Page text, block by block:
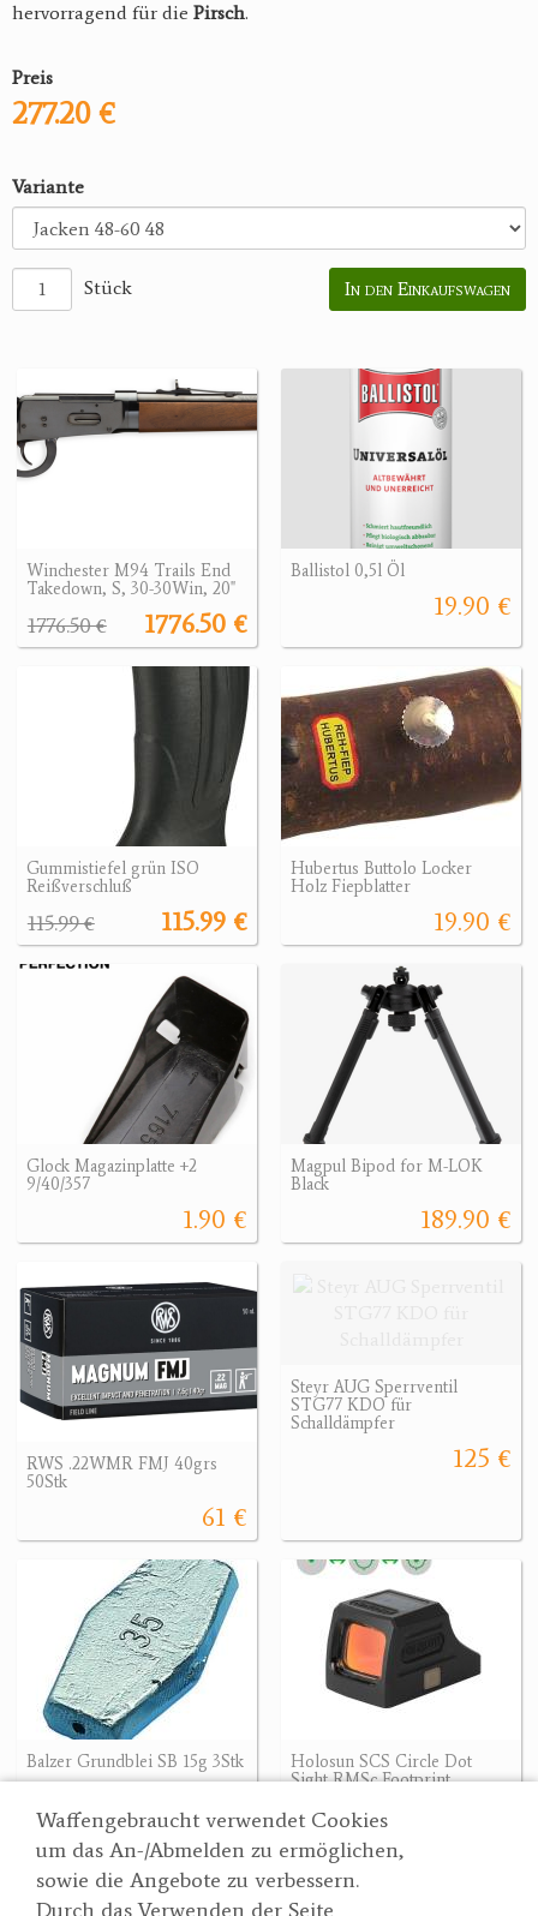
Waffengebraucht verwendet Cookies
um das An-/Abmelden zu ermöglichen,
sowie die Angebote zu verbessern.
Durch das Verwenden der Seite
hervorragend für die Pirsch.
Preis
277.20 €
Variante
Stück In den Einkaufswagen
Winchester M94 Trails End
Takedown, S, 30-30Win, 20"
1776.50 €
1776.50 €
Ballistol 0,5l Öl
19.90 €
Gummistiefel grün ISO
Reißverschluß
115.99 €
115.99 €
Hubertus Buttolo Locker
Holz Fiepblatter
19.90 €
Glock Magazinplatte +2
9/40/357
1.90 €
Magpul Bipod for M-LOK
Black
189.90 €
RWS .22WMR FMJ 40grs
50Stk
61 €
Steyr AUG Sperrventil
STG77 KDO für
Schalldämpfer
125 €
Balzer Grundblei SB 15g 3Stk
Holosun SCS Circle Dot
Sight RMSc Footprint